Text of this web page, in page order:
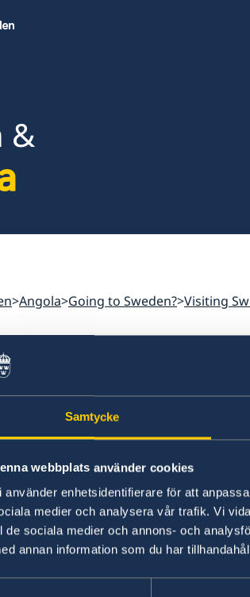
Samtycke
webbplats använder cookies
använder enhetsidentifierare för att
medier och analysera vår trafik. Vi
de sociala medier och annons- och
annan information som du har
&
Angola Going to Sweden? Visiting
in Sweden
You
Within
More